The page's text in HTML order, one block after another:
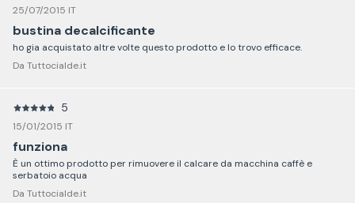
25/07/2015 IT
bustina decalcificante
ho gia acquistato altre volte questo prodotto e lo trovo efficace.
Da Tuttocialde.it
5
15/01/2015 IT
funziona
È un ottimo prodotto per rimuovere il calcare da macchina caffè e
serbatoio acqua
Da Tuttocialde.it